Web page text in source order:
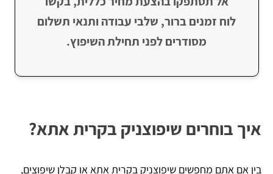
לוח זמנים ברור, שלבי עבודה ותנאי תשלום
מסודרים לפני תחילת השיפוץ.
איך בוחרים שיפוצניק בקרית אתא?
בין אם אתם מחפשים שיפוצניק בקרית אתא או קבלן שיפוצים,